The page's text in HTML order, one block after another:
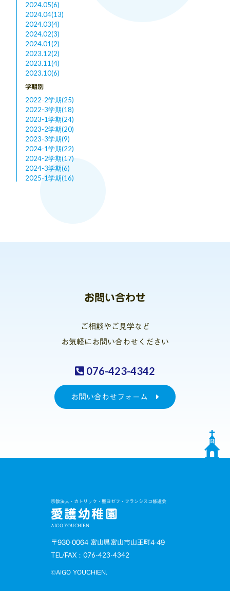
2024.05(6)
2024.04(13)
2024.03(4)
2024.02(3)
2024.01(2)
2023.12(2)
2023.11(4)
2023.10(6)
学期別
2022-2学期(25)
2022-3学期(18)
2023-1学期(24)
2023-2学期(20)
2023-3学期(9)
2024-1学期(22)
2024-2学期(17)
2024-3学期(6)
2025-1学期(16)
お問い合わせ
ご相談やご見学など
お気軽にお問い合わせください
076-423-4342
お問い合わせフォーム
宗教法人・カトリック・聖ヨゼフ・フランシスコ修道会
愛護幼稚園
AIGO YOUCHIEN
〒930-0064 富山県富山市山王町4-49
TEL/FAX：076-423-4342
©AIGO YOUCHIEN.